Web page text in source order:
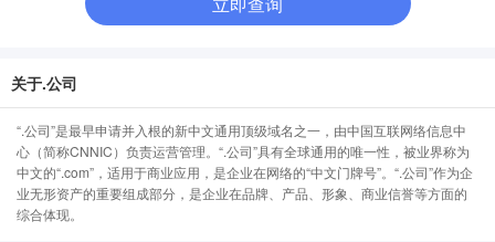
关于.公司
“.公司”是最早申请并入根的新中文通用顶级域名之一，由中国互联网络信息中
心（简称CNNIC）负责运营管理。“.公司”具有全球通用的唯一性，被业界称为
中文的“.com”，适用于商业应用，是企业在网络的“中文门牌号”。“.公司”作为企
业无形资产的重要组成部分，是企业在品牌、产品、形象、商业信誉等方面的
综合体现。